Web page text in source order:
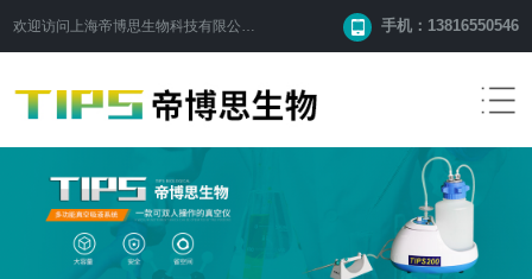
欢迎访问 上海帝博思生物科技有限公司 手机：13816550546